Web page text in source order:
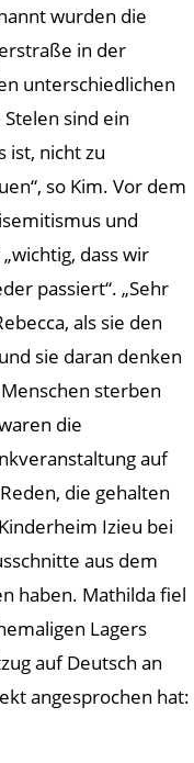
wurden die
in der
unterschiedlichen
sind ein
ist, nicht zu
so Kim. Vor dem
und
dass wir
passiert“. „Sehr
als sie den
sie daran denken
sterben
die
auf
die gehalten
Izieu bei
aus dem
haben. Mathilda fiel
Lagers
auf Deutsch an
angesprochen hat: